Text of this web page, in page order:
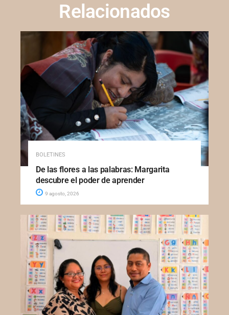
Relacionados
BOLETINES
De las flores a las palabras: Margarita
descubre el poder de aprender
9 agosto, 2026